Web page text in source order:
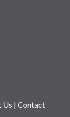
Us | Contact